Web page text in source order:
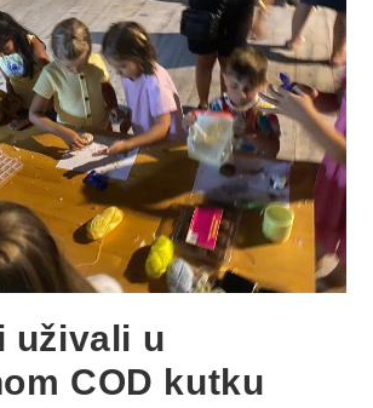
uživali u
COD kutku